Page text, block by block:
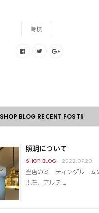
時枝
SHOP BLOG RECENT POSTS
照明について
2022.07.20
当店のミーティングルーム
現在、アルテ …